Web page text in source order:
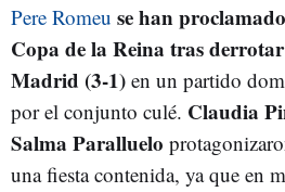
Pere Romeu se han
Copa de la Reina tras
Madrid (3-1) en un partido
por el conjunto culé. Claudia
Salma Paralluelo
una fiesta contenida, ya que en